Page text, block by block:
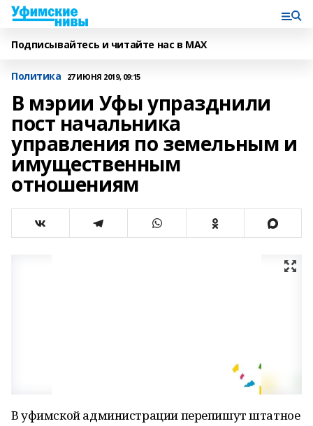
Подписывайтесь и читайте нас в MAX
Политика 27 ИЮНЯ 2019, 09:15
В мэрии Уфы упразднили
пост начальника
управления по земельным и
имущественным
отношениям
В уфимской администрации перепишут штатное